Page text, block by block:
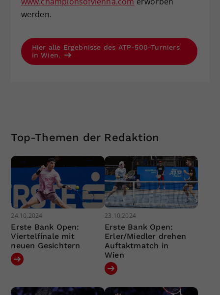
werden.
Hier alle Ergebnisse des ATP-500-Turniers
in Wien.
Top-Themen der Redaktion
24.10.2024
Erste Bank Open:
Viertelfinale mit
neuen Gesichtern
23.10.2024
Erste Bank Open:
Erler/Miedler drehen
Auftaktmatch in
Wien